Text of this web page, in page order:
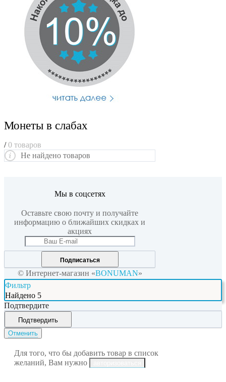
Монеты в слабах
/ 0 товаров
Не найдено товаров
Мы в соцсетях
Оставьте свою почту и получайте
информацию о ближайших скидках и
акциях
Подписаться
© Интернет-магазин «BONUMAN»
Фильтр
Найдено 5
Подтвердите
Подтвердить
Отменить
Для того, что бы добавить товар в список
желаний, Вам нужно